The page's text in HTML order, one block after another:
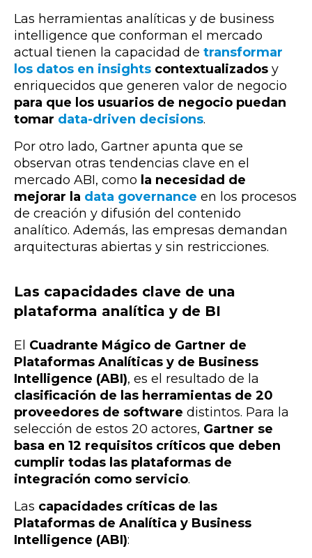
Las herramientas analíticas y de business
intelligence que conforman el mercado
actual tienen la capacidad de transformar
los datos en insights contextualizados y
enriquecidos que generen valor de negocio
para que los usuarios de negocio puedan
tomar data-driven decisions.
Por otro lado, Gartner apunta que se
observan otras tendencias clave en el
mercado ABI, como la necesidad de
mejorar la data governance en los procesos
de creación y difusión del contenido
analítico. Además, las empresas demandan
arquitecturas abiertas y sin restricciones.
Las capacidades clave de una
plataforma analítica y de BI
El Cuadrante Mágico de Gartner de
Plataformas Analíticas y de Business
Intelligence (ABI), es el resultado de la
clasificación de las herramientas de 20
proveedores de software distintos. Para la
selección de estos 20 actores, Gartner se
basa en 12 requisitos críticos que deben
cumplir todas las plataformas de
integración como servicio.
Las capacidades críticas de las
Plataformas de Analítica y Business
Intelligence (ABI):